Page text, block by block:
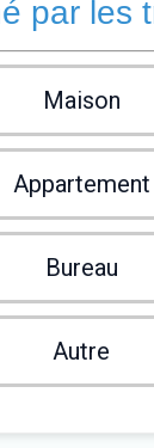
par les
Maison
Appartement
Bureau
Autre